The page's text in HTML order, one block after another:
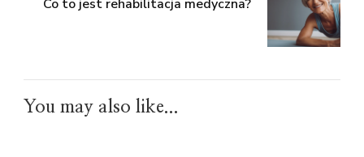
Co to jest rehabilitacja medyczna?
You may also like...